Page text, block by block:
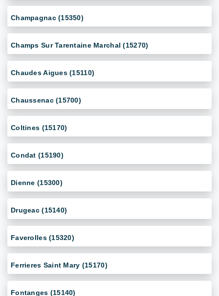
Champagnac (15350)
Champs Sur Tarentaine Marchal (15270)
Chaudes Aigues (15110)
Chaussenac (15700)
Coltines (15170)
Condat (15190)
Dienne (15300)
Drugeac (15140)
Faverolles (15320)
Ferrieres Saint Mary (15170)
Fontanges (15140)